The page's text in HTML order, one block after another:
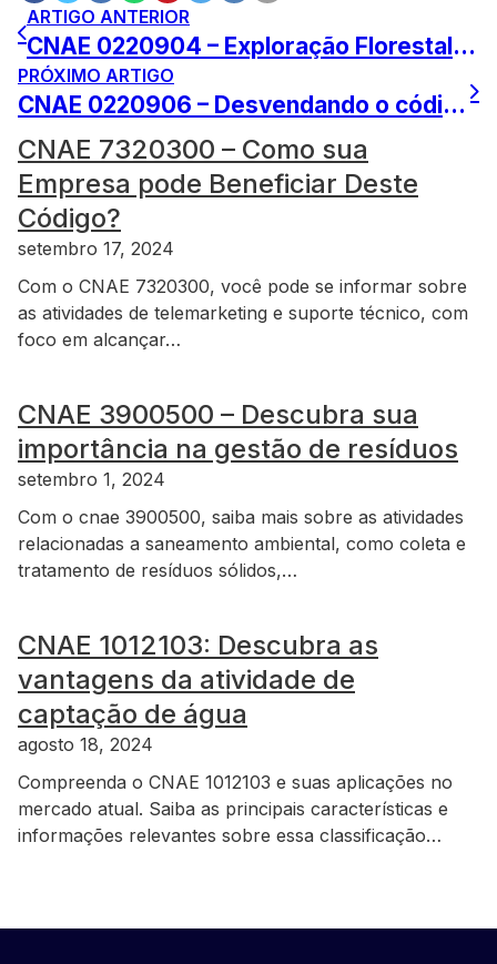
ARTIGO ANTERIOR
CNAE 0220904 – Exploração Florestal Sustentável Revelada
PRÓXIMO ARTIGO
CNAE 0220906 – Desvendando o código da indústria florestal
CNAE 7320300 – Como sua
Empresa pode Beneficiar Deste
Código?
setembro 17, 2024
Com o CNAE 7320300, você pode se informar sobre
as atividades de telemarketing e suporte técnico, com
foco em alcançar…
CNAE 3900500 – Descubra sua
importância na gestão de resíduos
setembro 1, 2024
Com o cnae 3900500, saiba mais sobre as atividades
relacionadas a saneamento ambiental, como coleta e
tratamento de resíduos sólidos,…
CNAE 1012103: Descubra as
vantagens da atividade de
captação de água
agosto 18, 2024
Compreenda o CNAE 1012103 e suas aplicações no
mercado atual. Saiba as principais características e
informações relevantes sobre essa classificação…